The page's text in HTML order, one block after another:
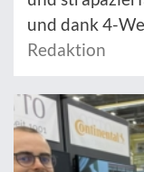
und dank 4-
Redaktion